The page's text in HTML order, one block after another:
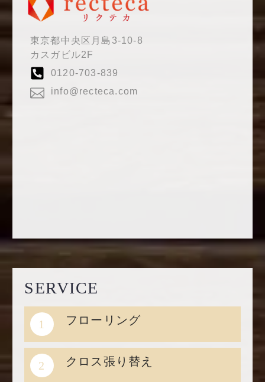
東京都中央区月島3-10-8
カスガビル2F
0120-703-839
info@recteca.com
SERVICE
1 フローリング
2 クロス張り替え